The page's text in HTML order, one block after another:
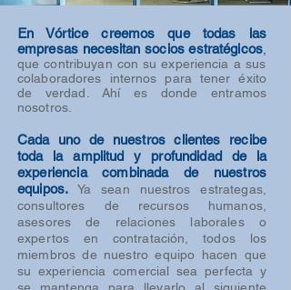
En Vórtice creemos que todas las
empresas necesitan socios estratégicos,
que contribuyan con su experiencia a sus
colaboradores internos para tener éxito
de verdad. Ahí es donde entramos
nosotros.
Cada uno de nuestros clientes recibe
toda la amplitud y profundidad de la
experiencia combinada de nuestros
equipos. Ya sean nuestros estrategas,
consultores de recursos humanos,
asesores de relaciones laborales o
expertos en contratación, todos los
miembros de nuestro equipo hacen que
su experiencia comercial sea perfecta y